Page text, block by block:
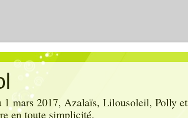
1 mars 2017, Azalaïs, Lilousoleil, Polly et
en toute simplicité.